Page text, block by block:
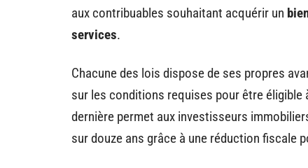
aux contribuables souhaitant acquérir un
services.
Chacune des lois dispose de ses propres
sur les conditions requises pour être
dernière permet aux investisseurs
sur douze ans grâce à une réduction fiscale